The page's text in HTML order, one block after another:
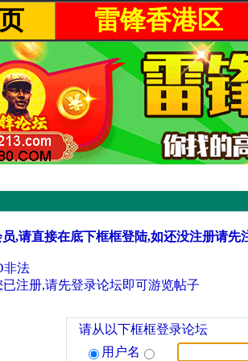
雷锋香港区
,请直接在底下框框登陆,如还没注册请先
非法
已注册,请先登录论坛即可游览帖子
请从以下框框登录论坛
用户名